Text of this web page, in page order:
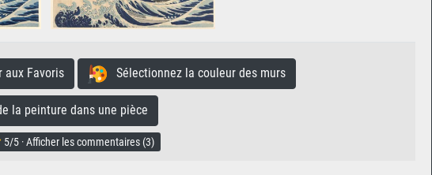
aux Favoris Sélectionnez la couleur des murs
la peinture dans une pièce
5/5 · Afficher les commentaires (3)